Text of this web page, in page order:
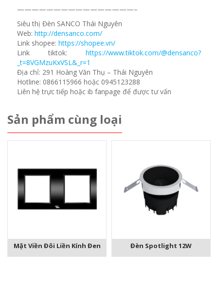
————————————————–
Siêu thị Đèn SANCO Thái Nguyên
Web: http://densanco.com/
Link shopee: https://shopee.vn/
Link tiktok: https://www.tiktok.com/@densanco?
_t=8VGMzuKxVSL&_r=1
Địa chỉ: 291 Hoàng Văn Thụ – Thái Nguyên
Hotline: 0866115966 hoặc 0945123288
Liên hệ trực tiếp hoặc ib fanpage để được tư vấn
Sản phẩm cùng loại
Mặt Viền Đôi Liền Kính Đen Đèn Spotlight 12W